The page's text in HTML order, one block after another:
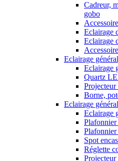
Cadreur,
gobo
Eclairage
Eclairage
Eclairage
Eclairage
Quartz
Borne,
Eclairage
Eclairage
Plafonnier
Spot
Réglette
Projecteur